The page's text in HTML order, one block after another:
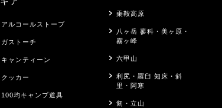
アルコールストーブ
ガストーチ
キャンティーン
クッカー
100均キャンプ道具
乗鞍高原
八ヶ岳 蓼科・美ヶ原・
霧ヶ峰
六甲山
利尻・羅臼 知床・斜
里・阿寒
剱・立山